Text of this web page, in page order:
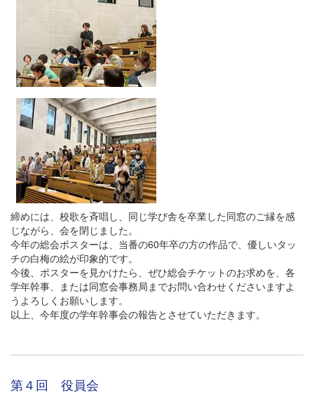
締めには、校歌を斉唱し、同じ学び舎を卒業した同窓のご縁を感
じながら、会を閉じました。
今年の総会ポスターは、当番の60年卒の方の作品で、優しいタッ
チの白梅の絵が印象的です。
今後、ポスターを見かけたら、ぜひ総会チケットのお求めを、各
学年幹事、または同窓会事務局までお問い合わせくださいますよ
うよろしくお願いします。
以上、今年度の学年幹事会の報告とさせていただきます。
第４回 役員会